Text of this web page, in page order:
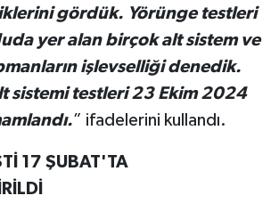
gördük. Yörünge testleri
yer alan birçok alt sistem ve
işlevselliği denedik.
sistemi testleri 23 Ekim 2024
” ifadelerini kullandı.
17 ŞUBAT'TA